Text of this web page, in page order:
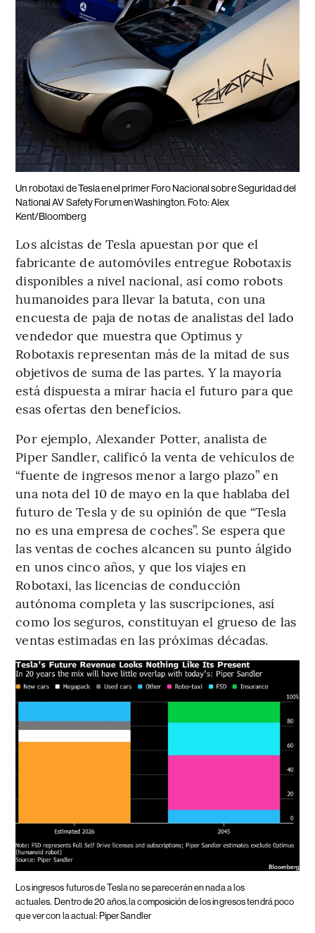
Un robotaxi de Tesla en el primer Foro Nacional sobre Seguridad del
National AV Safety Forum en Washington. Foto: Alex
Kent/Bloomberg
Los alcistas de Tesla apuestan por que el
fabricante de automóviles entregue Robotaxis
disponibles a nivel nacional, así como robots
humanoides para llevar la batuta, con una
encuesta de paja de notas de analistas del lado
vendedor que muestra que Optimus y
Robotaxis representan más de la mitad de sus
objetivos de suma de las partes. Y la mayoría
está dispuesta a mirar hacia el futuro para que
esas ofertas den beneficios.
Por ejemplo, Alexander Potter, analista de
Piper Sandler, calificó la venta de vehículos de
“fuente de ingresos menor a largo plazo” en
una nota del 10 de mayo en la que hablaba del
futuro de Tesla y de su opinión de que “Tesla
no es una empresa de coches”. Se espera que
las ventas de coches alcancen su punto álgido
en unos cinco años, y que los viajes en
Robotaxi, las licencias de conducción
autónoma completa y las suscripciones, así
como los seguros, constituyan el grueso de las
ventas estimadas en las próximas décadas.
Los ingresos futuros de Tesla no se parecerán en nada a los
actuales. Dentro de 20 años, la composición de los ingresos tendrá poco
que ver con la actual: Piper Sandler